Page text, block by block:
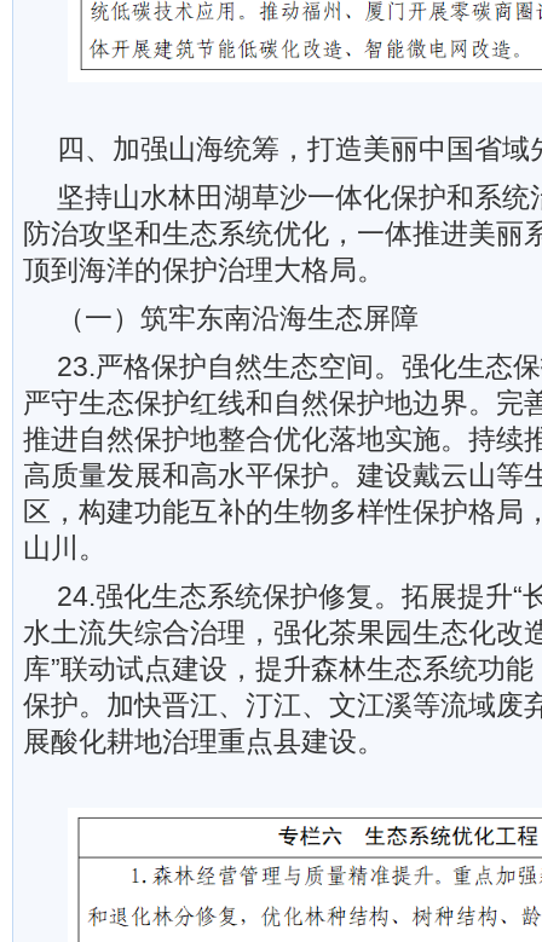
四、加强山海统筹，打造美丽中国省域
坚持山水林田湖草沙一体化保护和系
防治攻坚和生态系统优化，一体推进美丽
顶到海洋的保护治理大格局。
（一）筑牢东南沿海生态屏障
23.严格保护自然生态空间。强化生态
严守生态保护红线和自然保护地边界。完
推进自然保护地整合优化落地实施。持续
高质量发展和高水平保护。建设戴云山等
区，构建功能互补的生物多样性保护格局
山川。
24.强化生态系统保护修复。拓展提升“
水土流失综合治理，强化茶果园生态化改
库”联动试点建设，提升森林生态系统功
保护。加快晋江、汀江、文江溪等流域废
展酸化耕地治理重点县建设。